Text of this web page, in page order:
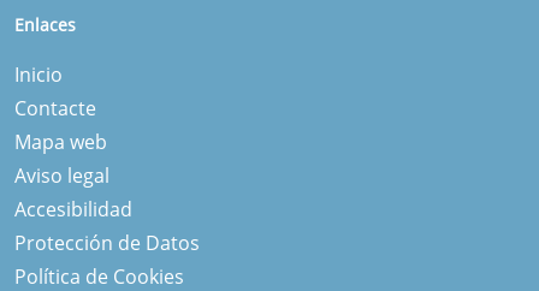
Enlaces
Inicio
Contacte
Mapa web
Aviso legal
Accesibilidad
Protección de Datos
Política de Cookies